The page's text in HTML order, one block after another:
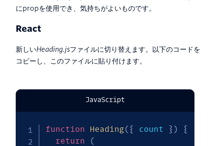
にpropを使用でき、気持ちがよいものです。
React
新しいHeading.jsファイルに切り替えます。以下のコードを
コピーし、このファイルに貼り付けます。
JavaScript
function Heading( { count } )
{
return
(